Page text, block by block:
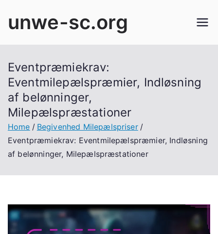
unwe-sc.org
Eventpræmiekrav:
Eventmilepælspræmier, Indløsning
af belønninger,
Milepælspræstationer
Home
Begivenhed Milepælspriser
Eventpræmiekrav: Eventmilepælspræmier, Indløsning
af belønninger, Milepælspræstationer